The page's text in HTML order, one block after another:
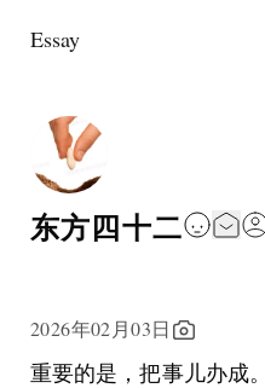
Essay
东方四十二
2026年02月03日
重要的是，把事儿办成